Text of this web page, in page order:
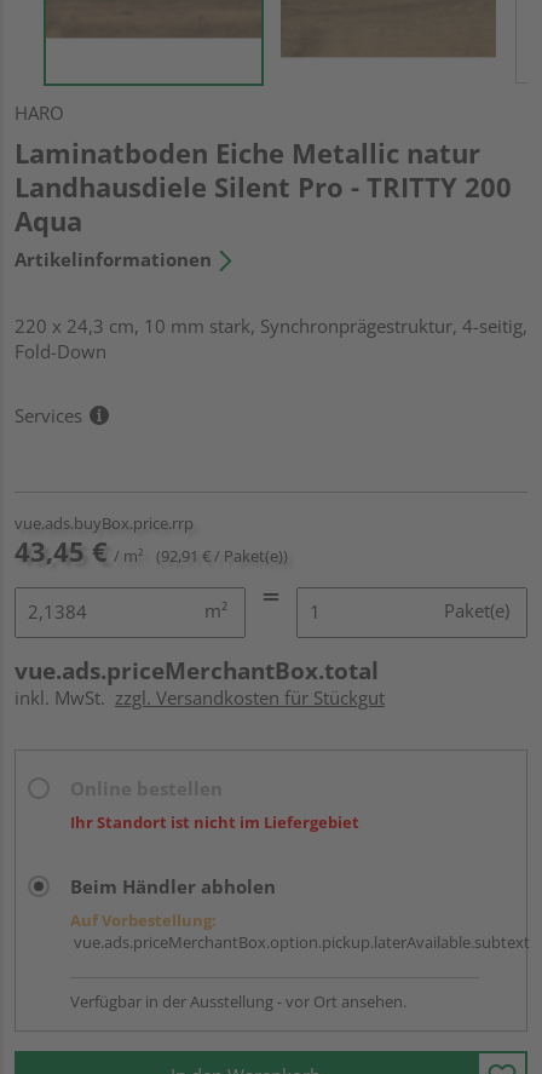
HARO
Laminatboden Eiche Metallic natur
Landhausdiele Silent Pro - TRITTY 200
Aqua
Artikelinformationen
220 x 24,3 cm, 10 mm stark, Synchronprägestruktur, 4-seitig,
Fold-Down
Services
vue.ads.buyBox.price.rrp
43,45 € / m² (92,91 € / Paket(e))
m² Paket(e)
vue.ads.priceMerchantBox.total
inkl. MwSt. zzgl. Versandkosten für Stückgut
Ihr Standort ist nicht im Liefergebiet
Beim Händler abholen
Auf Vorbestellung:
vue.ads.priceMerchantBox.option.pickup.laterAvailable.subtext
Verfügbar in der Ausstellung - vor Ort ansehen.